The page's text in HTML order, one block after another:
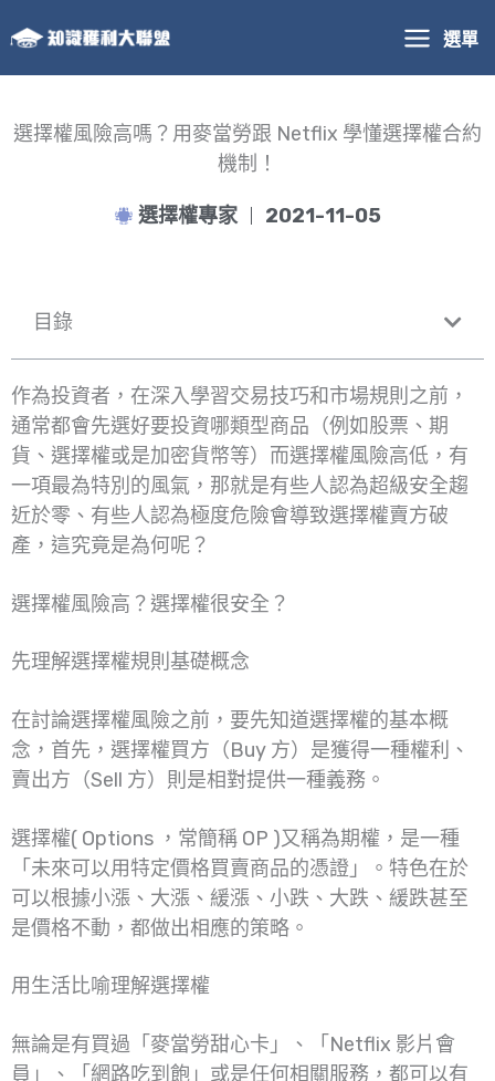
至
主
內
選單
選擇權風險高嗎？用麥當勞跟 Netflix 學懂選擇權合約
機制！
選擇權專家 2021-11-05
目錄
作為投資者，在深入學習交易技巧和市場規則之前，
通常都會先選好要投資哪類型商品（例如股票、期
貨、選擇權或是加密貨幣等）而選擇權風險高低，有
一項最為特別的風氣，那就是有些人認為超級安全趨
近於零、有些人認為極度危險會導致選擇權賣方破
產，這究竟是為何呢？
選擇權風險高？選擇權很安全？
先理解選擇權規則基礎概念
在討論選擇權風險之前，要先知道選擇權的基本概
念，首先，選擇權買方（Buy 方）是獲得一種權利、
賣出方（Sell 方）則是相對提供一種義務。
選擇權( Options ，常簡稱 OP )又稱為期權，是一種
「未來可以用特定價格買賣商品的憑證」。特色在於
可以根據小漲、大漲、緩漲、小跌、大跌、緩跌甚至
是價格不動，都做出相應的策略。
用生活比喻理解選擇權
無論是有買過「麥當勞甜心卡」、「Netflix 影片會
員」、「網路吃到飽」或是任何相關服務，都可以有